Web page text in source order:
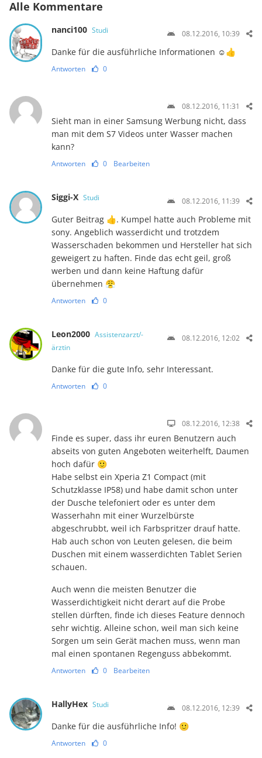
Alle Kommentare
nanci100 Studi 08.12.2016, 10:39
Danke für die ausführliche Informationen ☺👍
Antworten 0
08.12.2016, 11:31
Sieht man in einer Samsung Werbung nicht, dass
man mit dem S7 Videos unter Wasser machen
kann?
Antworten 0 Bearbeiten
Siggi-X Studi 08.12.2016, 11:39
Guter Beitrag 👍. Kumpel hatte auch Probleme mit
sony. Angeblich wasserdicht und trotzdem
Wasserschaden bekommen und Hersteller hat sich
geweigert zu haften. Finde das echt geil, groß
werben und dann keine Haftung dafür
übernehmen 😤
Antworten 0
Leon2000 Assistenzarzt/-
ärztin
08.12.2016, 12:02
Danke für die gute Info, sehr Interessant.
Antworten 0
08.12.2016, 12:38
Finde es super, dass ihr euren Benutzern auch
abseits von guten Angeboten weiterhelft, Daumen
hoch dafür 🙂
Habe selbst ein Xperia Z1 Compact (mit
Schutzklasse IP58) und habe damit schon unter
der Dusche telefoniert oder es unter dem
Wasserhahn mit einer Wurzelbürste
abgeschrubbt, weil ich Farbspritzer drauf hatte.
Hab auch schon von Leuten gelesen, die beim
Duschen mit einem wasserdichten Tablet Serien
schauen.
Auch wenn die meisten Benutzer die
Wasserdichtigkeit nicht derart auf die Probe
stellen dürften, finde ich dieses Feature dennoch
sehr wichtig. Alleine schon, weil man sich keine
Sorgen um sein Gerät machen muss, wenn man
mal einen spontanen Regenguss abbekommt.
Antworten 0 Bearbeiten
HallyHex Studi 08.12.2016, 12:39
Danke für die ausführliche Info! 🙂
Antworten 0